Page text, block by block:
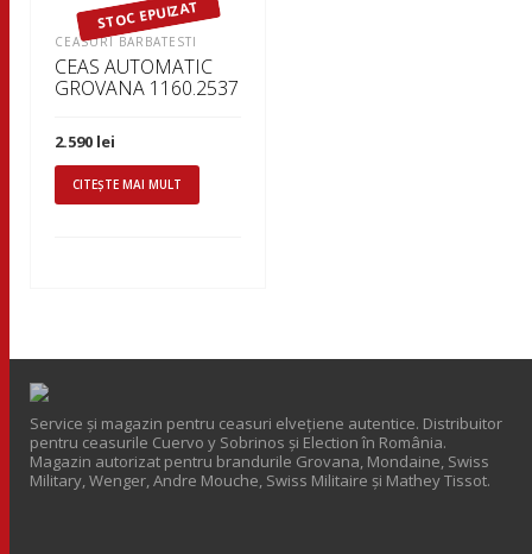
STOC EPUIZAT
CEASURI BARBATESTI
CEAS AUTOMATIC
GROVANA 1160.2537
2.590 lei
CITEȘTE MAI MULT
Service și magazin pentru ceasuri elveţiene autentice. Distribuitor
pentru ceasurile Cuervo y Sobrinos și Election în România.
Magazin autorizat pentru brandurile Grovana, Mondaine, Swiss
Military, Wenger, Andre Mouche, Swiss Militaire și Mathey Tissot.